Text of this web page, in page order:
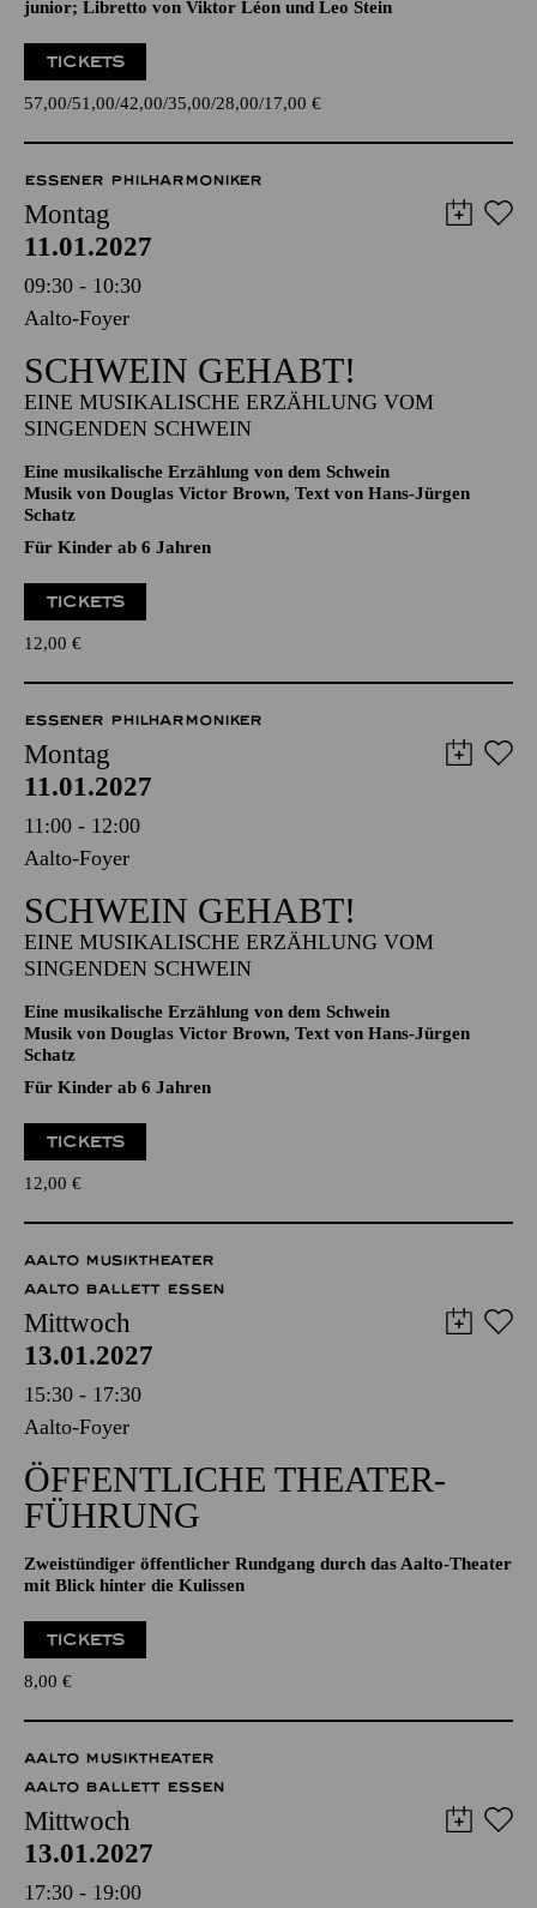
Zusammengestellt, bearbeitet und ergänzt von Adolf Müller
junior; Libretto von Viktor Léon und Leo Stein
57,00 51,00 42,00 35,00 28,00
ESSENER PHILHARMONIKER
Montag
11.01.2027
09:30 - 10:30
Aalto-Foyer
SCHWEIN GEHABT!
EINE MUSIKALISCHE ERZÄHLUNG VOM
SINGENDEN SCHWEIN
Eine musikalische Erzählung von dem Schwein
Schatz
Für Kinder ab 6 Jahren
12,00€
ESSENER PHILHARMONIKER
Montag
11.01.2027
11:00 - 12:00
Aalto-Foyer
SCHWEIN GEHABT!
EINE MUSIKALISCHE ERZÄHLUNG VOM
SINGENDEN SCHWEIN
Eine musikalische Erzählung von dem Schwein
Schatz
Für Kinder ab 6 Jahren
12,00€
AALTO MUSIKTHEATER
AALTO BALLETT ESSEN
Mittwoch
13.01.2027
15:30 - 17:30
Aalto-Foyer
ÖFFENTLICHE THEATER­
FÜHRUNG
Zweistündiger öffentlicher Rundgang durch das Aalto-Theater
mit Blick hinter die Kulissen
8,00 €
AALTO MUSIKTHEATER
AALTO BALLETT ESSEN
Mittwoch